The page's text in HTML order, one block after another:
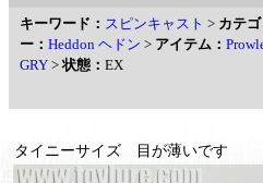
キーワード： スピンキャスト > カテゴ
ー： Heddon ヘドン > アイテム：
GRY >状態： EX
タイニーサイズ 目が薄いです